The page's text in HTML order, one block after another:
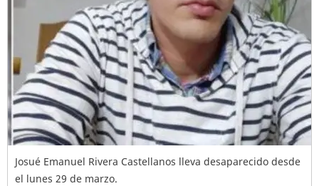
Josué Emanuel Rivera Castellanos lleva desaparecido desde
el lunes 29 de marzo.